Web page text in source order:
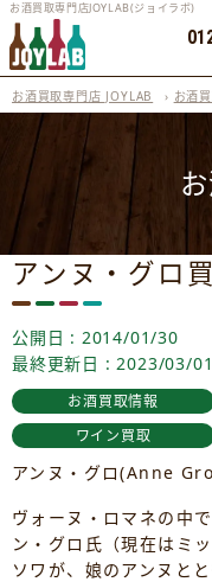
お酒買取専門店JOYLAB(ジョイラボ)
お酒買取専門店 JOYLAB › お酒
アンヌ・グロ
公開日 : 2014/01/30
最終更新日 : 2023/03/01
お酒買取情報
ワイン買取
アンヌ・グロ(Anne
ヴォーヌ・ロマネの中
ン・グロ氏（現在はミ
ソワが、娘のアンヌと